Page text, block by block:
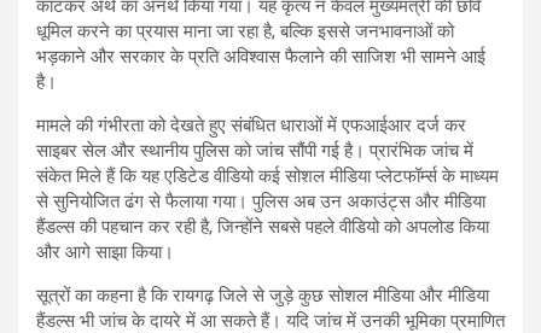
काटकर अर्थ का अनर्थ किया गया। यह कृत्य न केवल मुख्यमंत्री की छवि
धूमिल करने का प्रयास माना जा रहा है, बल्कि इससे जनभावनाओं को
भड़काने और सरकार के प्रति अविश्वास फैलाने की साजिश भी सामने आई
है।
मामले की गंभीरता को देखते हुए संबंधित धाराओं में एफआईआर दर्ज कर
साइबर सेल और स्थानीय पुलिस को जांच सौंपी गई है। प्रारंभिक जांच में
संकेत मिले हैं कि यह एडिटेड वीडियो कई सोशल मीडिया प्लेटफॉर्म्स के माध्यम
से सुनियोजित ढंग से फैलाया गया। पुलिस अब उन अकाउंट्स और मीडिया
हैंडल्स की पहचान कर रही है, जिन्होंने सबसे पहले वीडियो को अपलोड किया
और आगे साझा किया।
सूत्रों का कहना है कि रायगढ़ जिले से जुड़े कुछ सोशल मीडिया और मीडिया
हैंडल्स भी जांच के दायरे में आ सकते हैं। यदि जांच में उनकी भूमिका प्रमाणित